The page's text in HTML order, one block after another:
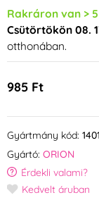
Rakráron van >
Csütörtökön 08.
otthonában.
985 Ft
Gyártmány kód:
Gyártó: ORION
Érdekli valami?
Kedvelt áruban